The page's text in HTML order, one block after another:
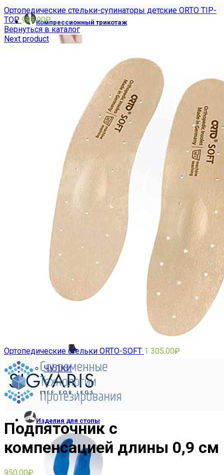
Компрессионный трикотаж
КОЛГОТЫ
РУКАВА
ЧУЛКИ
Изделия для стопы
Ортопедические стельки-супинаторы детские ORTO TIP-
TOP 980.00₽
Вернуться в каталог
Next product
Ортопедические стельки ORTO-SOFT 1 305.00₽
Подпяточник с
компенсацией длины 0,9 см
950.00₽